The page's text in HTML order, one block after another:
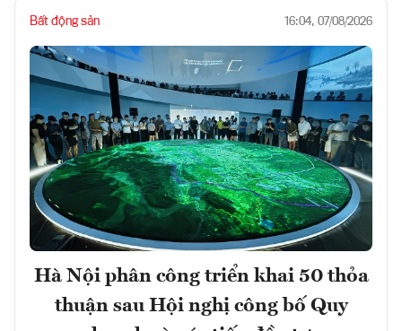
Bất động sản 16:04, 07/08/2026
Hà Nội phân công triển khai 50 thỏa
thuận sau Hội nghị công bố Quy